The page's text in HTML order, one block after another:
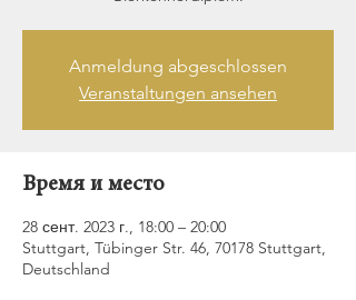
Anmeldung abgeschlossen
Veranstaltungen ansehen
Время и место
28 сент. 2023 г., 18:00 – 20:00
Stuttgart, Tübinger Str. 46, 70178 Stuttgart,
Deutschland